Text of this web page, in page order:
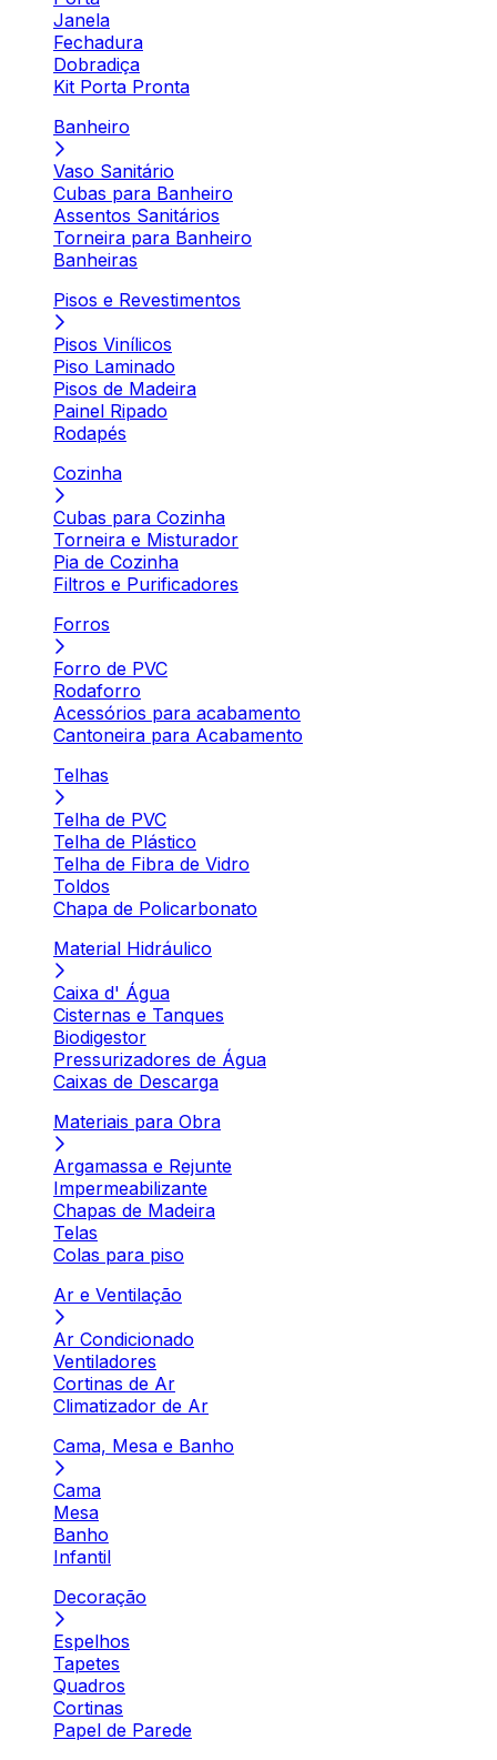
Janela
Fechadura
Dobradiça
Kit Porta Pronta
Banheiro
Vaso Sanitário
Cubas para Banheiro
Assentos Sanitários
Torneira para Banheiro
Banheiras
Pisos e Revestimentos
Pisos Vinílicos
Piso Laminado
Pisos de Madeira
Painel Ripado
Rodapés
Cozinha
Cubas para Cozinha
Torneira e Misturador
Pia de Cozinha
Filtros e Purificadores
Forros
Forro de PVC
Rodaforro
Acessórios para acabamento
Cantoneira para Acabamento
Telhas
Telha de PVC
Telha de Plástico
Telha de Fibra de Vidro
Toldos
Chapa de Policarbonato
Material Hidráulico
Caixa d' Água
Cisternas e Tanques
Biodigestor
Pressurizadores de Água
Caixas de Descarga
Materiais para Obra
Argamassa e Rejunte
Impermeabilizante
Chapas de Madeira
Telas
Colas para piso
Ar e Ventilação
Ar Condicionado
Ventiladores
Cortinas de Ar
Climatizador de Ar
Cama, Mesa e Banho
Cama
Mesa
Banho
Infantil
Decoração
Espelhos
Tapetes
Quadros
Cortinas
Papel de Parede